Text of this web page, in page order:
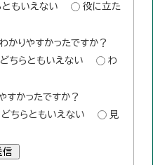
ともいえない
役に立た
かりやすかったですか？
どちらともいえない
わ
すかったですか？
どちらともいえない
見
信